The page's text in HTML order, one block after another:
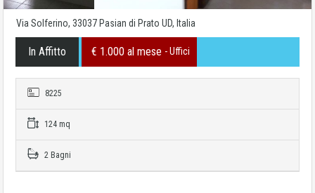
Via Solferino, 33037 Pasian di Prato UD, Italia
In Affitto € 1.000 al mese - Uffici
8225
124 mq
2 Bagni